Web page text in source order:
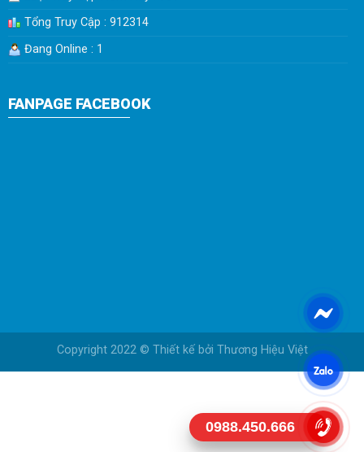
Tổng Truy Cập : 912314
Đang Online : 1
FANPAGE FACEBOOK
Copyright 2022 © Thiết kế bởi Thương Hiệu Việt
0988.450.666